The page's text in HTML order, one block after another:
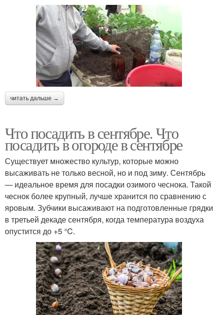
читать дальше →
Что посадить в сентябре. Что
посадить в огороде в сентябре
Существует множество культур, которые можно
высаживать не только весной, но и под зиму. Сентябрь
— идеальное время для посадки озимого чеснока. Такой
чеснок более крупный, лучше хранится по сравнению с
яровым. Зубчики высаживают на подготовленные грядки
в третьей декаде сентября, когда температура воздуха
опустится до +5 °C.